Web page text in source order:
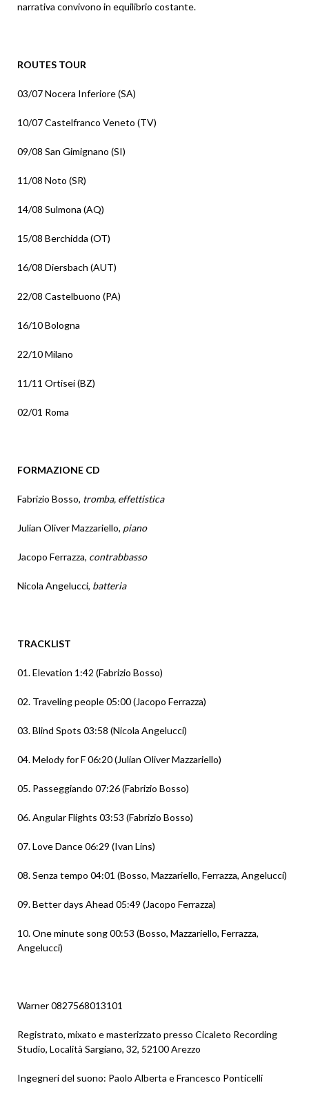
narrativa convivono in equilibrio costante.
ROUTES TOUR
03/07 Nocera Inferiore (SA)
10/07 Castelfranco Veneto (TV)
09/08 San Gimignano (SI)
11/08 Noto (SR)
14/08 Sulmona (AQ)
15/08 Berchidda (OT)
16/08 Diersbach (AUT)
22/08 Castelbuono (PA)
16/10 Bologna
22/10 Milano
11/11 Ortisei (BZ)
02/01 Roma
FORMAZIONE CD
Fabrizio Bosso, tromba, effettistica
Julian Oliver Mazzariello, piano
Jacopo Ferrazza, contrabbasso
Nicola Angelucci, batteria
TRACKLIST
01. Elevation 1:42 (Fabrizio Bosso)
02. Traveling people 05:00 (Jacopo Ferrazza)
03. Blind Spots 03:58 (Nicola Angelucci)
04. Melody for F 06:20 (Julian Oliver Mazzariello)
05. Passeggiando 07:26 (Fabrizio Bosso)
06. Angular Flights 03:53 (Fabrizio Bosso)
07. Love Dance 06:29 (Ivan Lins)
08. Senza tempo 04:01 (Bosso, Mazzariello, Ferrazza, Angelucci)
09. Better days Ahead 05:49 (Jacopo Ferrazza)
10. One minute song 00:53 (Bosso, Mazzariello, Ferrazza,
Angelucci)
Warner 0827568013101
Registrato, mixato e masterizzato presso Cicaleto Recording
Studio, Località Sargiano, 32, 52100 Arezzo
Ingegneri del suono: Paolo Alberta e Francesco Ponticelli